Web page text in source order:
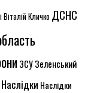
Віталій Кличко ДСНС
ЗСУЗеленський
Наслідки Наслідки